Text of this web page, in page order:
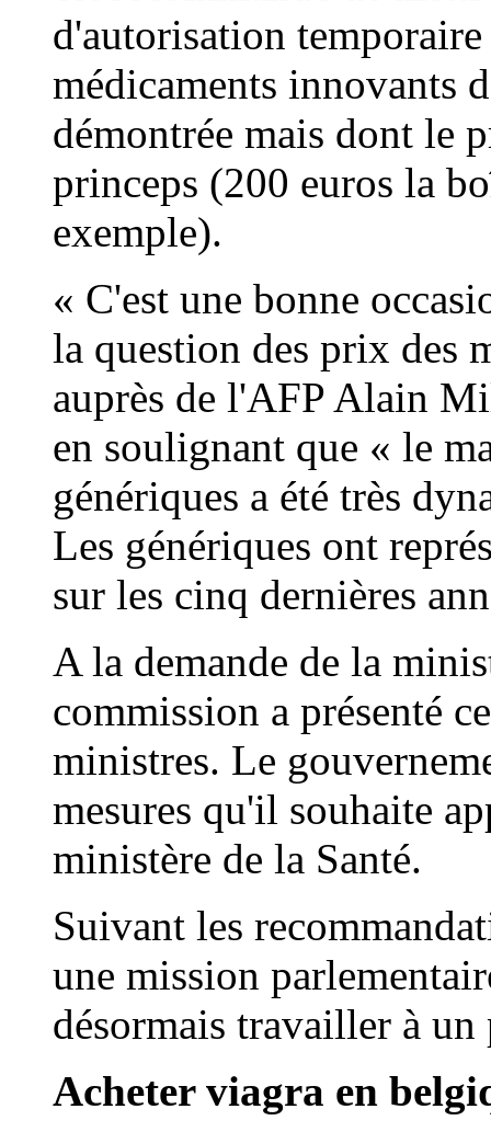
d'autorisation
médicaments innovants
démontrée mais dont le
princeps (200 euros la
exemple).
« C'est une bonne
la question des prix des
auprès de l'AFP Alain
en soulignant que « le
génériques a été très
Les génériques ont
sur les cinq dernières
A la demande de la
commission a présenté
ministres. Le
mesures qu'il souhaite
ministère de la Santé.
Suivant les
une mission
désormais travailler à
Acheter viagra en